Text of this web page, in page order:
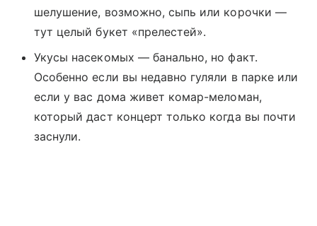
шелушение, возможно, сыпь или корочки —
тут целый букет «прелестей».
Укусы насекомых — банально, но факт.
Особенно если вы недавно гуляли в парке или
если у вас дома живет комар-меломан,
который даст концерт только когда вы почти
заснули.